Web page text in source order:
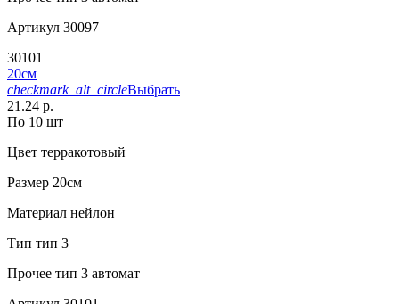
Артикул 30097
30101
20см
checkmark_alt_circleВыбрать
21.24 р.
По 10 шт
Цвет терракотовый
Размер 20см
Материал нейлон
Тип тип 3
Прочее тип 3 автомат